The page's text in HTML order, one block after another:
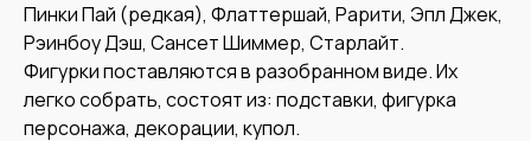
Пинки Пай (редкая), Флаттершай, Рарити, Эпл Джек,
Рэинбоу Дэш, Сансет Шиммер, Старлайт.
Фигурки поставляются в разобранном виде. Их
легко собрать, состоят из: подставки, фигурка
персонажа, декорации, купол.